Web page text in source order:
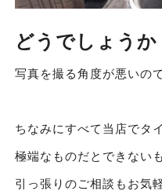
どうでしょうか
写真を撮る角度が悪いの
ちなみにすべて当店でタ
極端なものだとできない
引っ張りのご相談もお気